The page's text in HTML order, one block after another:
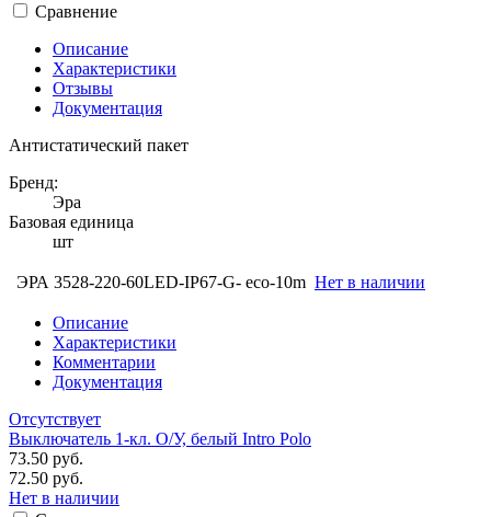
Сравнение
Описание
Характеристики
Отзывы
Документация
Антистатический пакет
Бренд:
Эра
Базовая единица
шт
ЭРА 3528-220-60LED-IP67-G- eco-10m Нет в наличии
Описание
Характеристики
Комментарии
Документация
Отсутствует
Выключатель 1-кл. O/У, белый Intro Polo
73.50 руб.
72.50 руб.
Нет в наличии